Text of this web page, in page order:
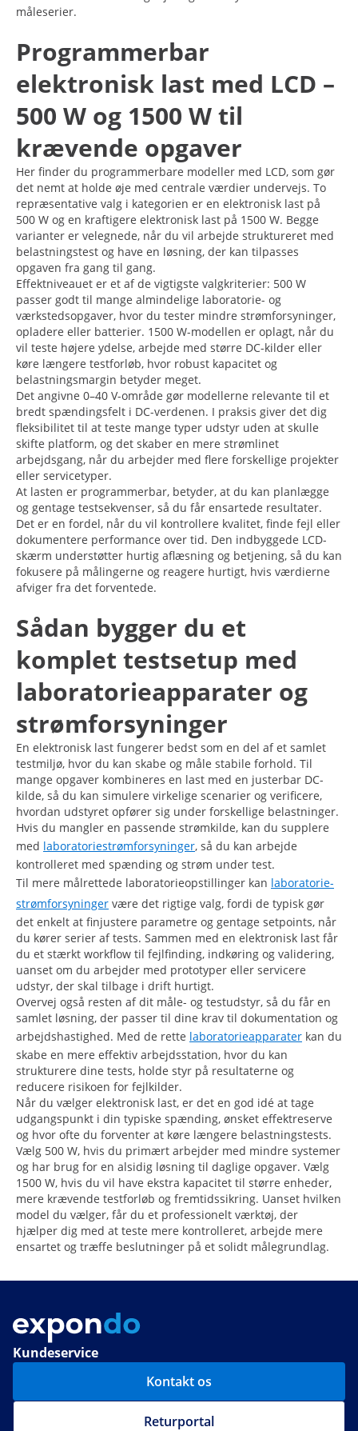
måleserier.
Programmerbar
elektronisk last med LCD –
500 W og 1500 W til
krævende opgaver
Her finder du programmerbare modeller med LCD, som gør
det nemt at holde øje med centrale værdier undervejs. To
repræsentative valg i kategorien er en elektronisk last på
500 W og en kraftigere elektronisk last på 1500 W. Begge
varianter er velegnede, når du vil arbejde struktureret med
belastningstest og have en løsning, der kan tilpasses
opgaven fra gang til gang.
Effektniveauet er et af de vigtigste valgkriterier: 500 W
passer godt til mange almindelige laboratorie- og
værkstedsopgaver, hvor du tester mindre strømforsyninger,
opladere eller batterier. 1500 W-modellen er oplagt, når du
vil teste højere ydelse, arbejde med større DC-kilder eller
køre længere testforløb, hvor robust kapacitet og
belastningsmargin betyder meget.
Det angivne 0–40 V-område gør modellerne relevante til et
bredt spændingsfelt i DC-verdenen. I praksis giver det dig
fleksibilitet til at teste mange typer udstyr uden at skulle
skifte platform, og det skaber en mere strømlinet
arbejdsgang, når du arbejder med flere forskellige projekter
eller servicetyper.
At lasten er programmerbar, betyder, at du kan planlægge
og gentage testsekvenser, så du får ensartede resultater.
Det er en fordel, når du vil kontrollere kvalitet, finde fejl eller
dokumentere performance over tid. Den indbyggede LCD-
skærm understøtter hurtig aflæsning og betjening, så du kan
fokusere på målingerne og reagere hurtigt, hvis værdierne
afviger fra det forventede.
Sådan bygger du et
komplet testsetup med
laboratorieapparater og
strømforsyninger
En elektronisk last fungerer bedst som en del af et samlet
testmiljø, hvor du kan skabe og måle stabile forhold. Til
mange opgaver kombineres en last med en justerbar DC-
kilde, så du kan simulere virkelige scenarier og verificere,
hvordan udstyret opfører sig under forskellige belastninger.
Hvis du mangler en passende strømkilde, kan du supplere
med laboratoriestrømforsyninger, så du kan arbejde
kontrolleret med spænding og strøm under test.
Til mere målrettede laboratorieopstillinger kan laboratorie-
strømforsyninger være det rigtige valg, fordi de typisk gør
det enkelt at finjustere parametre og gentage setpoints, når
du kører serier af tests. Sammen med en elektronisk last får
du et stærkt workflow til fejlfinding, indkøring og validering,
uanset om du arbejder med prototyper eller servicere
udstyr, der skal tilbage i drift hurtigt.
Overvej også resten af dit måle- og testudstyr, så du får en
samlet løsning, der passer til dine krav til dokumentation og
arbejdshastighed. Med de rette laboratorieapparater kan du
skabe en mere effektiv arbejdsstation, hvor du kan
strukturere dine tests, holde styr på resultaterne og
reducere risikoen for fejlkilder.
Når du vælger elektronisk last, er det en god idé at tage
udgangspunkt i din typiske spænding, ønsket effektreserve
og hvor ofte du forventer at køre længere belastningstests.
Vælg 500 W, hvis du primært arbejder med mindre systemer
og har brug for en alsidig løsning til daglige opgaver. Vælg
1500 W, hvis du vil have ekstra kapacitet til større enheder,
mere krævende testforløb og fremtidssikring. Uanset hvilken
model du vælger, får du et professionelt værktøj, der
hjælper dig med at teste mere kontrolleret, arbejde mere
ensartet og træffe beslutninger på et solidt målegrundlag.
Kundeservice
Kontakt os
Returportal